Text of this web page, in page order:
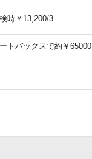
時￥13,200/3
トバックスで約￥65000